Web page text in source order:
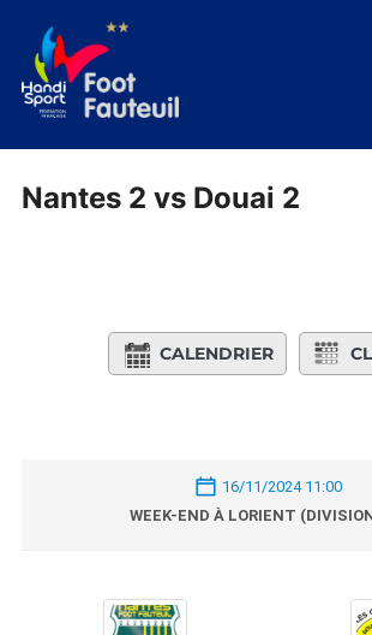
contenu
Nantes 2 vs Douai 2
CALENDRIER
16/11/2024 11:00
WEEK-END À LORIENT